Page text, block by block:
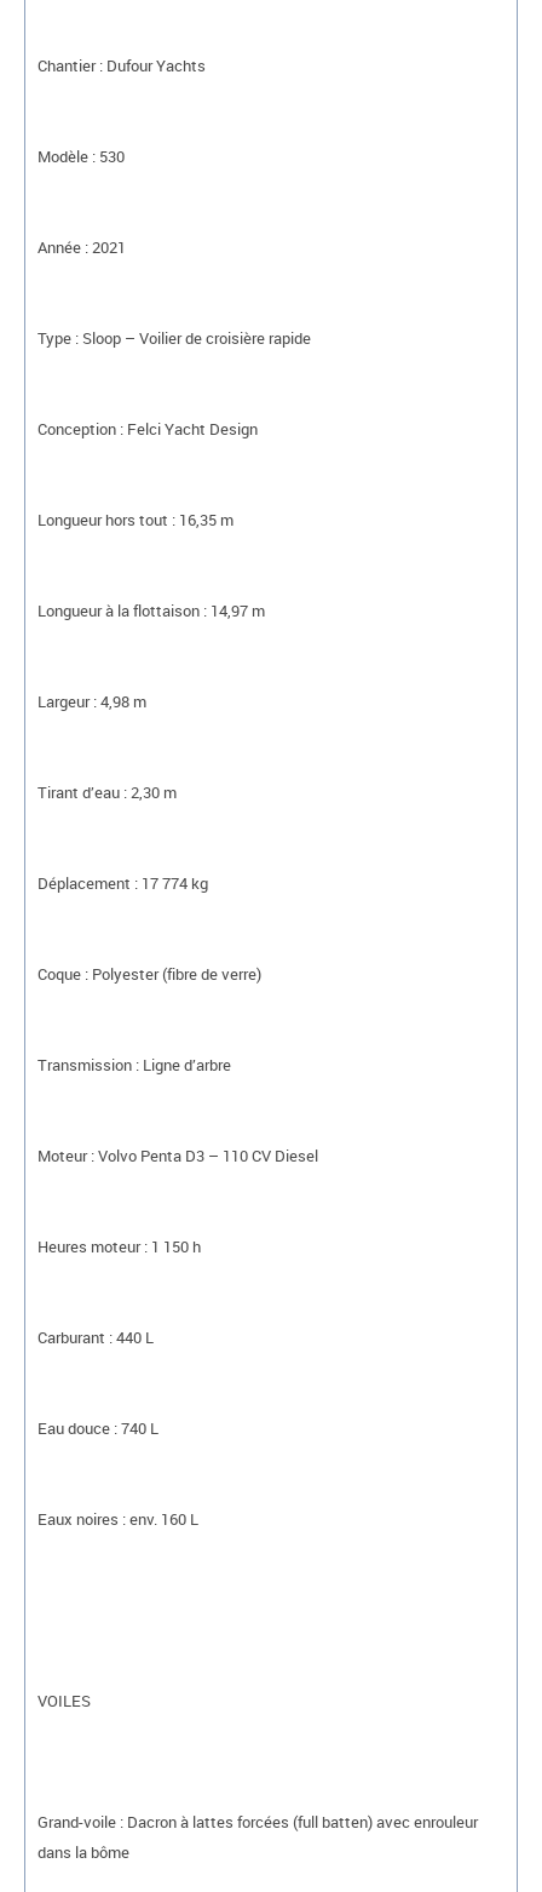
Chantier : Dufour Yachts
Modèle : 530
Année : 2021
Type : Sloop – Voilier de croisière rapide
Conception : Felci Yacht Design
Longueur hors tout : 16,35 m
Longueur à la flottaison : 14,97 m
Largeur : 4,98 m
Tirant d’eau : 2,30 m
Déplacement : 17 774 kg
Coque : Polyester (fibre de verre)
Transmission : Ligne d’arbre
Moteur : Volvo Penta D3 – 110 CV Diesel
Heures moteur : 1 150 h
Carburant : 440 L
Eau douce : 740 L
Eaux noires : env. 160 L
VOILES
Grand-voile : Dacron à lattes forcées (full batten) avec enrouleur
dans la bôme